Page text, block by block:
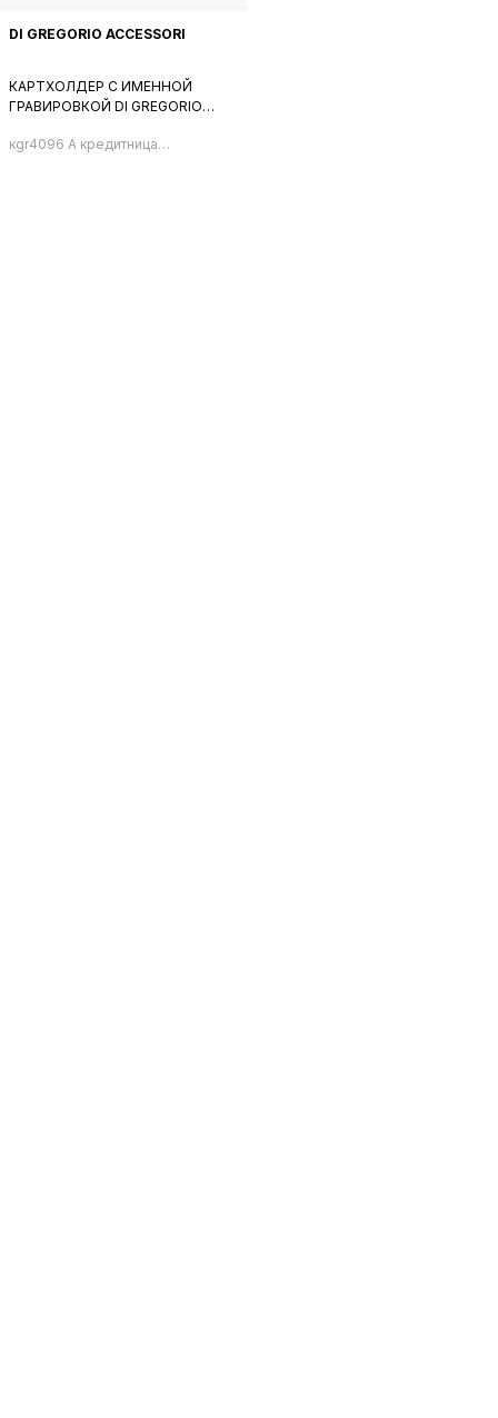
DI GREGORIO ACCESSORI
КАРТХОЛДЕР С ИМЕННОЙ
ГРАВИРОВКОЙ DI GREGORIO
кgr4096 A кредитница